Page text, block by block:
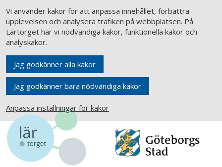
Vi använder kakor för att anpassa innehållet, förbättra
upplevelsen och analysera trafiken på webbplatsen. På
Lärtorget har vi nödvändiga kakor, funktionella kakor och
analyskakor.
Jag godkänner alla kakor
Jag godkänner bara nödvändiga kakor
Anpassa inställningar för kakor